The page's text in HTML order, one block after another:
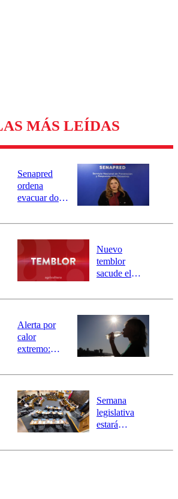
MÁS LEÍDAS
Senapred
ordena
evacuar dos
Carahue por
activa
mensajería
SAE
Nuevo
temblor
sacude el
revisa la
epicentro
Alerta por
calor
extremo:
activa Alerta
Preventiva en
tres comunas
Semana
legislativa
estará
el fin de la